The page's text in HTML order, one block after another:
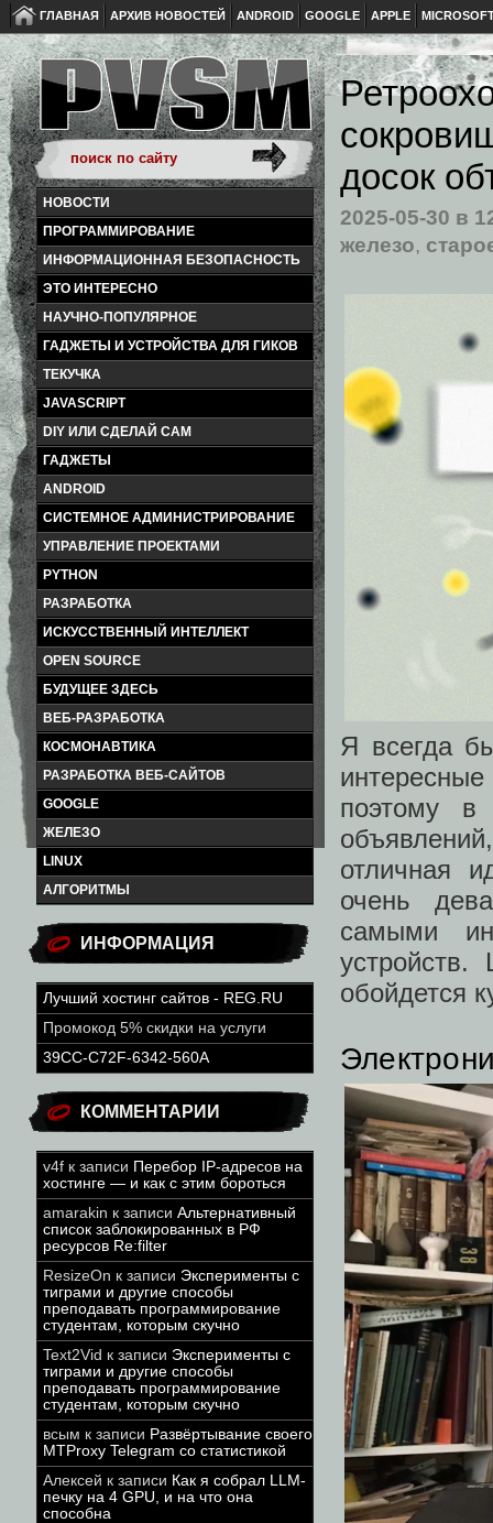
ГЛАВНАЯ АРХИВ НОВОСТЕЙ ANDROID GOOGLE APPLE
НОВОСТИ
ПРОГРАММИРОВАНИЕ
ИНФОРМАЦИОННАЯ БЕЗОПАСНОСТЬ
ЭТО ИНТЕРЕСНО
НАУЧНО-ПОПУЛЯРНОЕ
ГАДЖЕТЫ И УСТРОЙСТВА ДЛЯ ГИКОВ
ТЕКУЧКА
JAVASCRIPT
DIY ИЛИ СДЕЛАЙ САМ
ГАДЖЕТЫ
ANDROID
СИСТЕМНОЕ АДМИНИСТРИРОВАНИЕ
УПРАВЛЕНИЕ ПРОЕКТАМИ
PYTHON
РАЗРАБОТКА
ИСКУССТВЕННЫЙ ИНТЕЛЛЕКТ
OPEN SOURCE
БУДУЩЕЕ ЗДЕСЬ
ВЕБ-РАЗРАБОТКА
КОСМОНАВТИКА
РАЗРАБОТКА ВЕБ-САЙТОВ
GOOGLE
ЖЕЛЕЗО
LINUX
АЛГОРИТМЫ
ИНФОРМАЦИЯ
Лучший хостинг сайтов - REG.RU
Промокод 5% скидки на услуги
39CC-C72F-6342-560A
КОММЕНТАРИИ
v4f к записи Перебор IP-адресов на
хостинге — и как с этим бороться
amarakin к записи Альтернативный
список заблокированных в РФ
ресурсов Re:filter
ResizeOn к записи Эксперименты с
тиграми и другие способы
преподавать программирование
студентам, которым скучно
Text2Vid к записи Эксперименты с
тиграми и другие способы
преподавать программирование
студентам, которым скучно
всым к записи Развёртывание своего
MTProxy Telegram со статистикой
Алексей к записи Как я собрал LLM-
печку на 4 GPU, и на что она
способна
досок
2025-05-30 в
железо,
Я всегда
поэтому
отличная
очень
самыми
обойдется